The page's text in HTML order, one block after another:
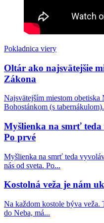
Pakistan: 13-ročná
moslimami, donútená k
dôkazov odobril…
Rakúsko: Ministerstvo
voči kresťanom vzrástla
Teologická fakulta v
infiltrácii: Uviedla
LGBT konferencii
Nechýbal ani James
Daily Mail: „Sú verejne
ukazujú, ako sa niektorí
brazílskymi katolíkmi:
politiky a málo vierouky
Pokladnica viery
Oltár ako najsvätejšie
Zákona
Najsvätejším miestom
Bohostánkom (s
Myšlienka na smrť
Po prvé
Myšlienka na smrť teda
nás od sveta. Po...
Kostolná veža je nám
Na každom kostole býva
do Neba, má...